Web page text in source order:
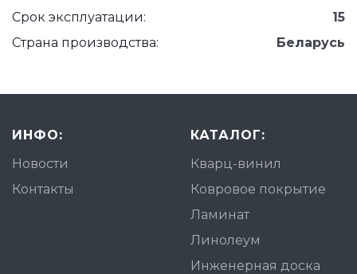
Срок эксплуатации:
15
Страна производства:
Беларусь
ИНФО:
Новости
Контакты
КАТАЛОГ:
Кварц-винил
Ковровое покрытие
Ламинат
Линолеум
Инженерная доска